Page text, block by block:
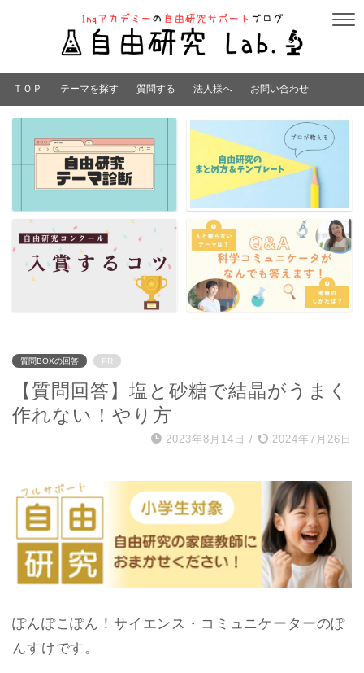
ＴＯＰ テーマを探す 質問する 法人様へ お問い合わせ
質問BOXの回答 PR
【質問回答】塩と砂糖で結晶がうまく
作れない！やり方
2023年8月14日 / 2024年7月26日
ぽんぽこぽん！サイエンス・コミュニケーターのぽ
んすけです。